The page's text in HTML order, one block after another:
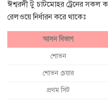
ঈশ্বরদী টু চাটমোহর ট্রেনের সকল
রেলওয়ে নির্ধারন করে থাকেঃ
আসন বিভাগ
শোভন
শোভন চেয়ার
প্রথম সিট